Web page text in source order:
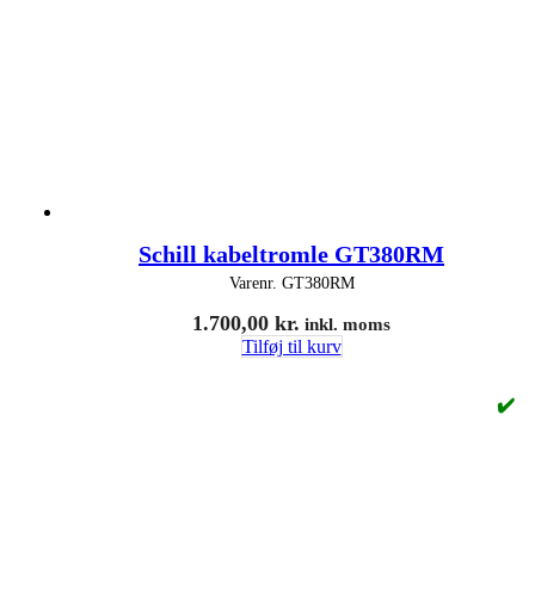
Schill kabeltromle GT380RM
Varenr. GT380RM
1.700,00 kr. inkl. moms
Tilføj til kurv
✔️